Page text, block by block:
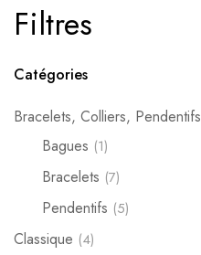
Filtres
Catégories
Bracelets, Colliers, Pendentifs
Bagues (1)
Bracelets (7)
Pendentifs (5)
Classique (4)